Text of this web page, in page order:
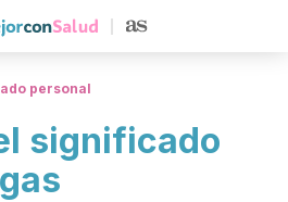
personal
significado